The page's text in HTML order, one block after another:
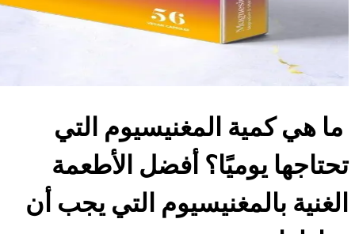
ما هي كمية المغنيسيوم التي
تحتاجها يوميًا؟ أفضل الأطعمة
الغنية بالمغنيسيوم التي يجب أن